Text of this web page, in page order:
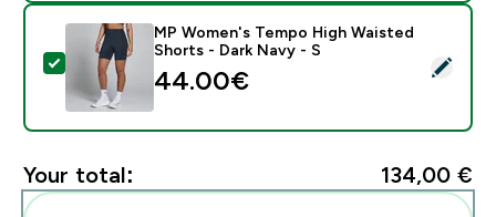
Select this product - MP Women's Tempo High
MP Women's Tempo High Waisted
Shorts - Dark Navy - S
44.00€‎
Your total: 134,00 €‎